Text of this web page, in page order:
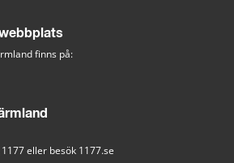
finns på:
eller besök 1177.se